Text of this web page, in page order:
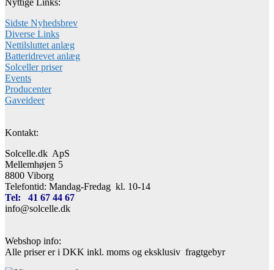
Sidste Nyhedsbrev
Diverse Links
Nettilsluttet anlæg
Batteridrevet anlæg
Solceller priser
Events
Producenter
Gaveideer
Kontakt:
Solcelle.dk ApS
Mellemhøjen 5
8800 Viborg
Telefontid: Mandag-Fredag kl. 10-14
Tel: 41 67 44 67
info@solcelle.dk
Webshop info:
Alle priser er i DKK inkl. moms og eksklusiv fragtgebyr